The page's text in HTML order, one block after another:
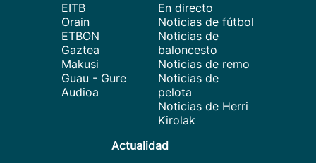
EITB
Orain
ETBON
Gaztea
Makusi
Guau - Gure
Audioa
En directo
Noticias de fútbol
Noticias de
baloncesto
Noticias de remo
Noticias de
pelota
Noticias de Herri
Kirolak
Actualidad